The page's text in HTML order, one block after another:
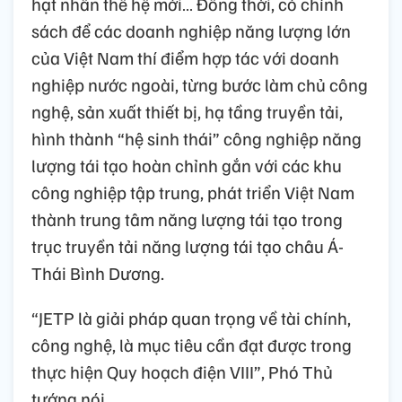
sách để các doanh nghiệp năng lượng lớn
của Việt Nam thí điểm hợp tác với doanh
nghiệp nước ngoài, từng bước làm chủ công
nghệ, sản xuất thiết bị, hạ tầng truyền tải,
hình thành “hệ sinh thái” công nghiệp năng
lượng tái tạo hoàn chỉnh gắn với các khu
công nghiệp tập trung, phát triển Việt Nam
thành trung tâm năng lượng tái tạo trong
trục truyền tải năng lượng tái tạo châu Á-
Thái Bình Dương.
“JETP là giải pháp quan trọng về tài chính,
công nghệ, là mục tiêu cần đạt được trong
thực hiện Quy hoạch điện VIII”, Phó Thủ